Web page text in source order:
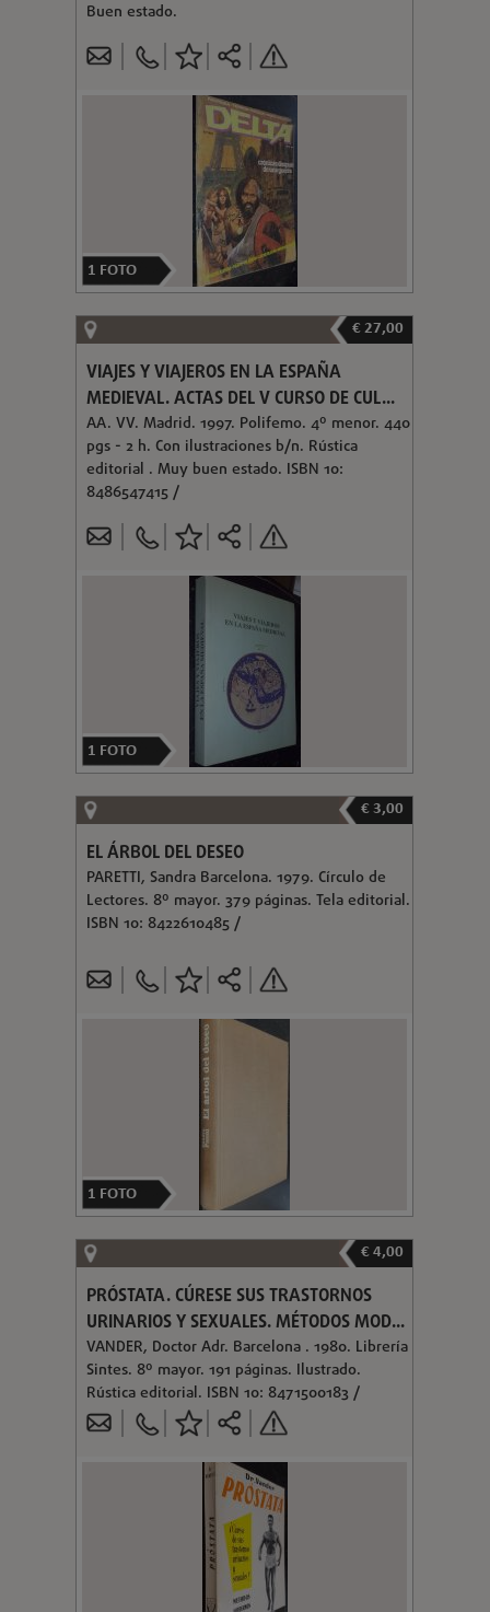
Buen estado.
1 FOTO
€ 27,00
VIAJES Y VIAJEROS EN LA ESPAÑA
MEDIEVAL. ACTAS DEL V CURSO DE CUL...
AA. VV. Madrid. 1997. Polifemo. 4º menor. 440
pgs - 2 h. Con ilustraciones b/n. Rústica
editorial . Muy buen estado. ISBN 10:
8486547415 /
1 FOTO
€ 3,00
EL ÁRBOL DEL DESEO
PARETTI, Sandra Barcelona. 1979. Círculo de
Lectores. 8º mayor. 379 páginas. Tela editorial.
ISBN 10: 8422610485 /
1 FOTO
€ 4,00
PRÓSTATA. CÚRESE SUS TRASTORNOS
URINARIOS Y SEXUALES. MÉTODOS MOD...
VANDER, Doctor Adr. Barcelona . 1980. Librería
Sintes. 8º mayor. 191 páginas. Ilustrado.
Rústica editorial. ISBN 10: 8471500183 /